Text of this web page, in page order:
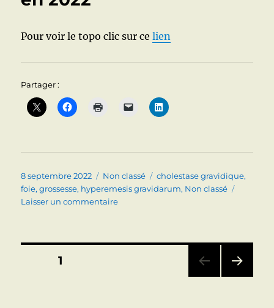
Pour voir le topo clic sur celien
Partager :
Publié
le
8 septembre 2022 Catégories
Non classé Étiquettes
cholestase gravidique,
foie,grossesse, hyperemesis gravidarum, Non classé
Laisser un commentairesur
Pagination
PAGE1